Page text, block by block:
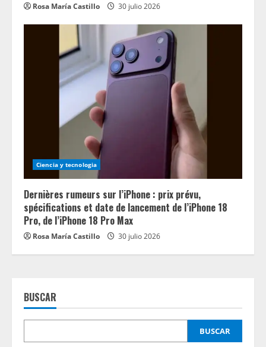
Rosa María Castillo 30 julio 2026
Ciencia y tecnologia
Dernières rumeurs sur l’iPhone : prix prévu,
spécifications et date de lancement de l’iPhone 18
Pro, de l’iPhone 18 Pro Max
Rosa María Castillo 30 julio 2026
BUSCAR
BUSCAR